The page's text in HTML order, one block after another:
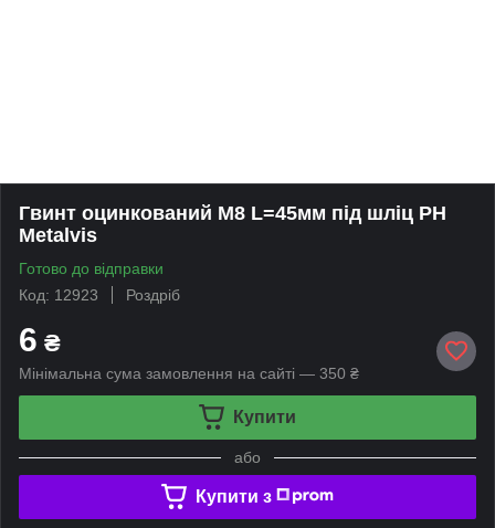
Гвинт оцинкований М8 L=45мм під шліц PH
Metalvis
Готово до відправки
Код: 12923
Роздріб
6 ₴
Мінімальна сума замовлення на сайті — 350 ₴
Купити
або
Купити з